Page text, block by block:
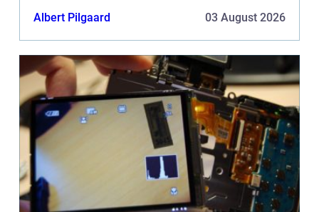
Albert Pilgaard 03 August 2026